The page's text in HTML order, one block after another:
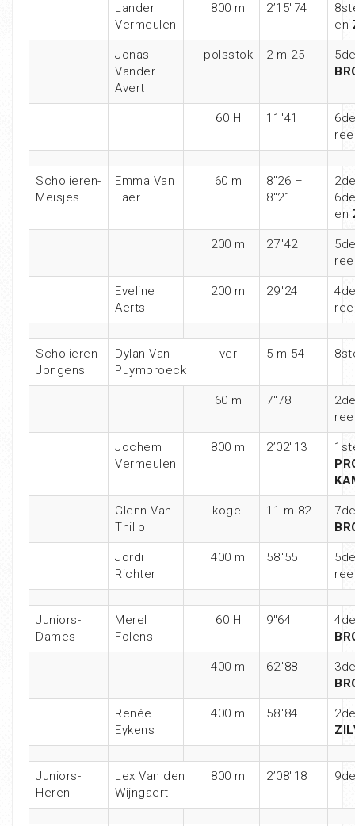
Lander
Vermeulen
800 m 2’15″74
en
Jonas
Vander
Avert
polsstok 2 m 25
60 H 11″41
Scholieren-
Meisjes
Emma Van
Laer
60 m
8″26 –
8″21
en
200 m 27″42
Eveline
Aerts
200 m 29″24
Scholieren-
Jongens
Dylan Van
Puymbroeck
ver 5 m 54
60 m 7″78
Jochem
Vermeulen
800 m 2’02″13
Glenn Van
Thillo
kogel 11 m 82
Jordi
Richter
400 m 58″55
Juniors-
Dames
Merel
Folens
60 H 9″64
400 m 62″88
Renée
Eykens
400 m 58″84
Juniors-
Heren
Lex Van den
Wijngaert
800 m 2’08″18